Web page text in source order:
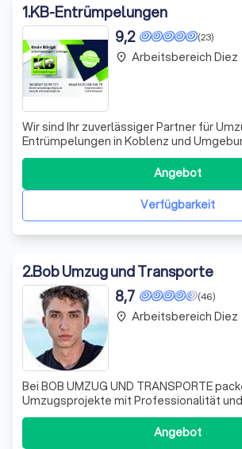
1.KB-Entrümpelungen
(23)
9,2
Wir sind Ihr zuverlässiger Partner für
Entrümpelungen in Koblenz und
umziehen oder ein Unternehmen sind,
unserer Expertise zur Seite. Unser
organisiert alles für Sie – vom
Seniorenumzügen. Wir arbeiten
Verfügbarkeit
Angebot
place Arbeitsbereich Diez
2.Bob Umzug und Transporte
(46)
8,7
Bei BOB UMZUG UND TRANSPORTE
Umzugsprojekte mit Professionalität
Unser Team aus Niedernhausen bringt
Erfahrung in der Branche mit, um
alles, von der kleinsten Vase bis zum
Angebot
place Arbeitsbereich Diez